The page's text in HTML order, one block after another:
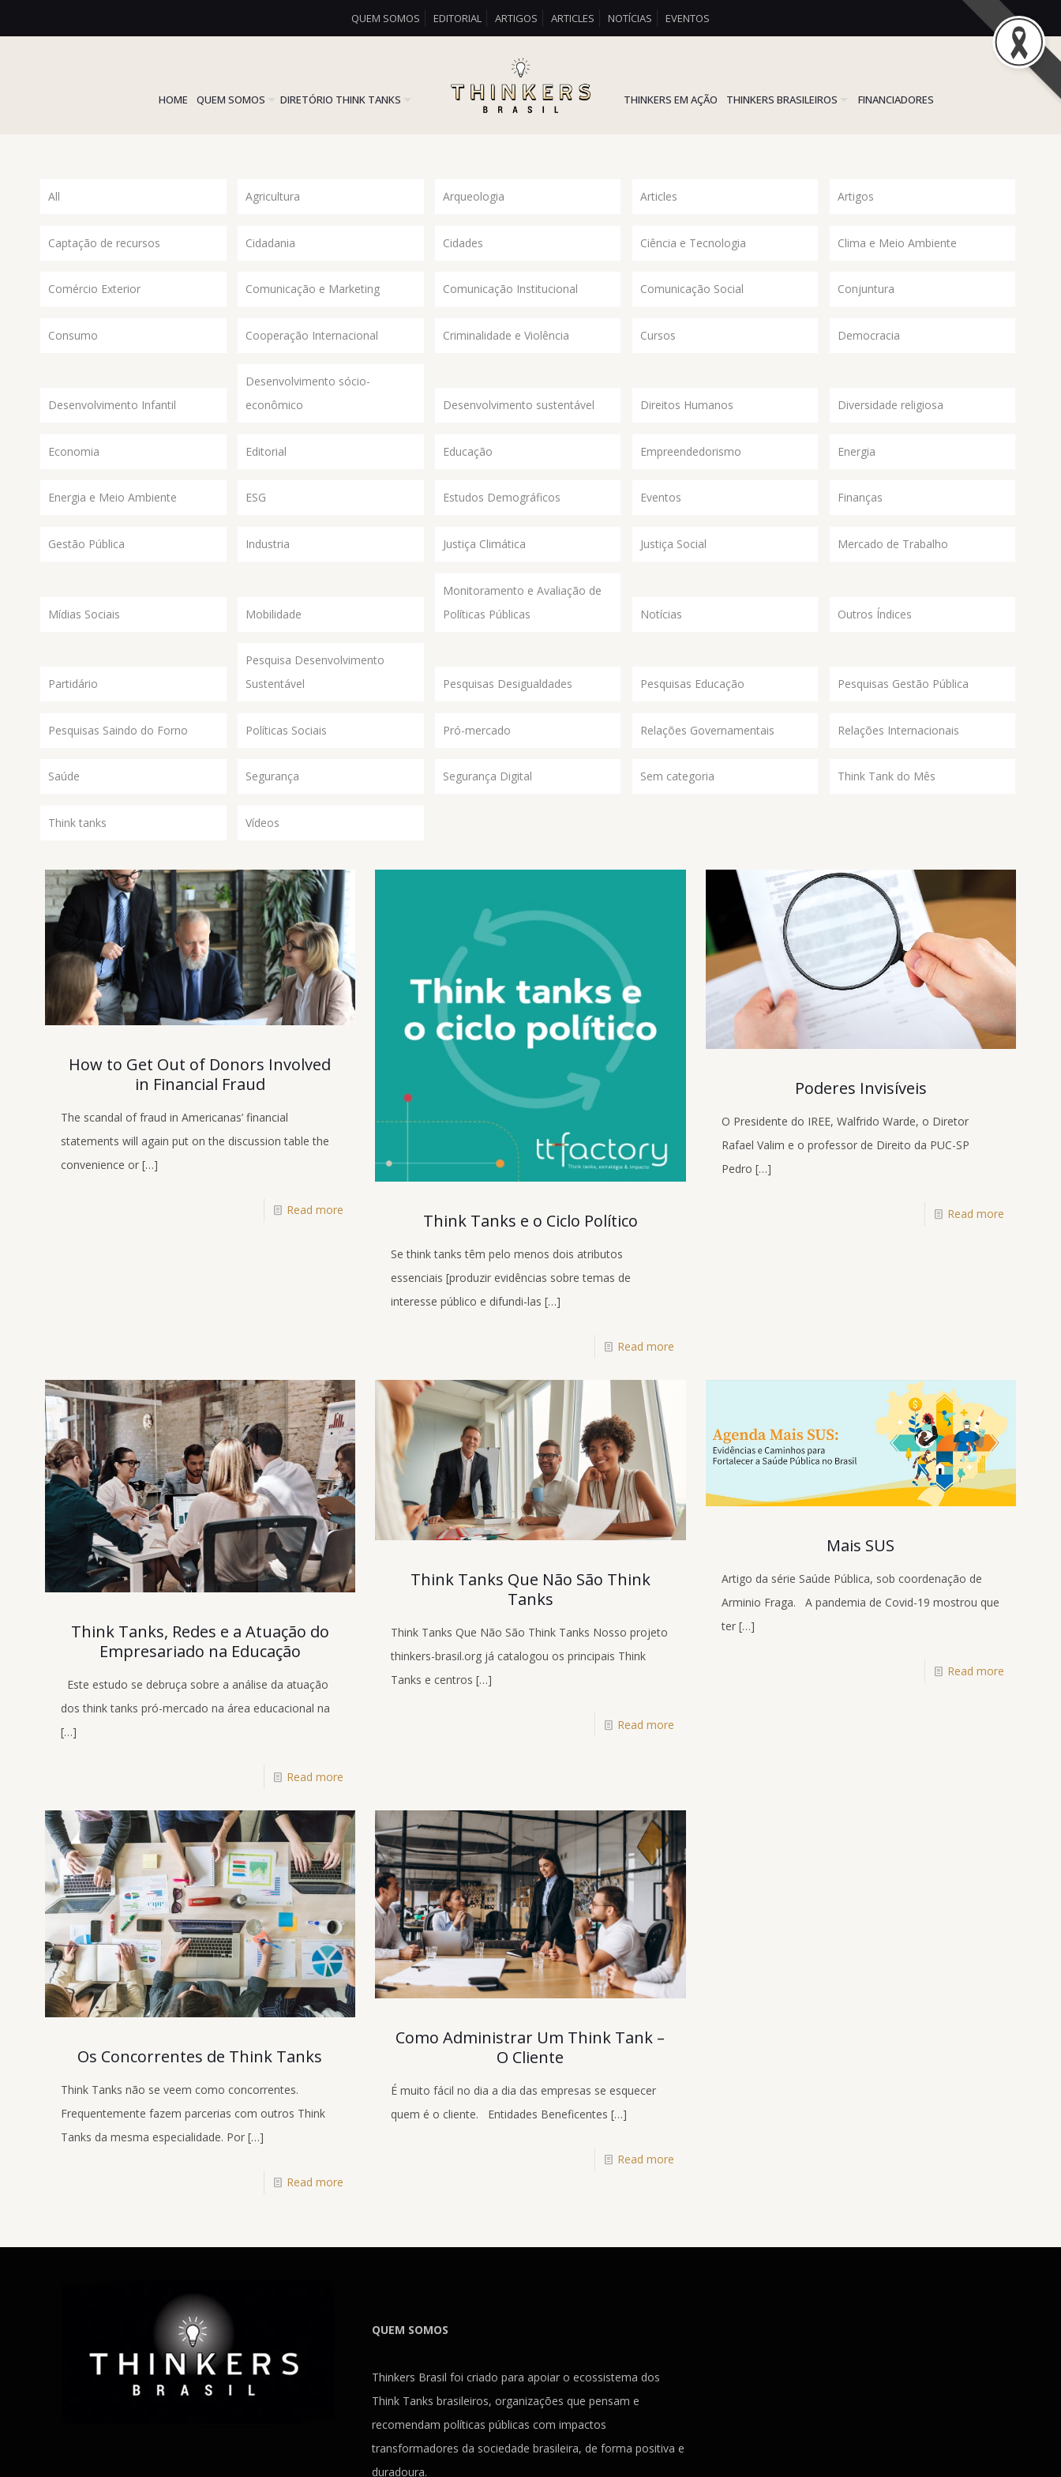
QUEM SOMOS EDITORIAL ARTIGOS ARTICLES NOTÍCIAS EVENTOS
HOME QUEM SOMOS DIRETÓRIO THINK TANKS THINKERS EM AÇÃO THINKERS BRASILEIROS FINANCIADORES
All Agricultura Arqueologia Articles Artigos
Captação de recursos Cidadania Cidades Ciência e Tecnologia Clima e Meio Ambiente
Comércio Exterior Comunicação e Marketing Comunicação Institucional Comunicação Social Conjuntura
Consumo Cooperação Internacional Criminalidade e Violência Cursos Democracia
Desenvolvimento Infantil
Desenvolvimento sócio-
econômico
Desenvolvimento sustentável Direitos Humanos Diversidade religiosa
Economia Editorial Educação Empreendedorismo Energia
Energia e Meio Ambiente ESG Estudos Demográficos Eventos Finanças
Gestão Pública Industria Justiça Climática Justiça Social Mercado de Trabalho
Mídias Sociais Mobilidade
Monitoramento e Avaliação de
Políticas Públicas
Notícias Outros Índices
Partidário
Pesquisa Desenvolvimento
Sustentável
Pesquisas Desigualdades Pesquisas Educação Pesquisas Gestão Pública
Pesquisas Saindo do Forno Políticas Sociais Pró-mercado Relações Governamentais Relações Internacionais
Saúde Segurança Segurança Digital Sem categoria Think Tank do Mês
Think tanks Vídeos
How to Get Out of Donors Involved
in Financial Fraud
The scandal of fraud in Americanas’ financial
statements will again put on the discussion table the
convenience or[…]
Read more
Think Tanks e o Ciclo Político
Se think tanks têm pelo menos dois atributos
essenciais [produzir evidências sobre temas de
interesse público e difundi-las […]
Read more
Poderes Invisíveis
O Presidente do IREE, Walfrido Warde, o Diretor
Rafael Valim e o professor de Direito da PUC-SP
Pedro […]
Read more
Think Tanks, Redes e a Atuação do
Empresariado na Educação
Este estudo se debruça sobre a análise da atuação
dos think tanks pró-mercado na área educacional na
[…]
Read more
Think Tanks Que Não São Think
Tanks
Think Tanks Que Não São Think Tanks Nosso projeto
thinkers-brasil.org já catalogou os principais Think
Tanks e centros […]
Read more
Mais SUS
Artigo da série Saúde Pública, sob coordenação de
Arminio Fraga. A pandemia de Covid-19 mostrou que
ter[…]
Read more
Os Concorrentes de Think Tanks
Think Tanks não se veem como concorrentes.
Frequentemente fazem parcerias com outros Think
Tanks da mesma especialidade. Por[…]
Read more
Como Administrar Um Think Tank –
O Cliente
É muito fácil no dia a dia das empresas se esquecer
quem é o cliente. Entidades Beneficentes […]
Read more
QUEM SOMOS
Thinkers Brasil foi criado para apoiar o ecossistema dos
Think Tanks brasileiros, organizações que pensam e
recomendam políticas públicas com impactos
transformadores da sociedade brasileira, de forma positiva e
duradoura.